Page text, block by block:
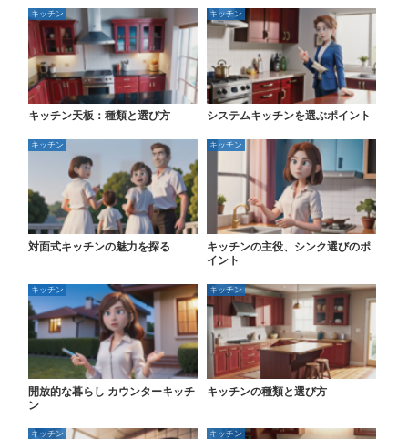
キッチン
キッチン天板：種類と選び方
キッチン
システムキッチンを選ぶポイント
キッチン
対面式キッチンの魅力を探る
キッチン
キッチンの主役、シンク選びのポ
イント
キッチン
開放的な暮らし カウンターキッチ
ン
キッチン
キッチンの種類と選び方
キッチン キッチン